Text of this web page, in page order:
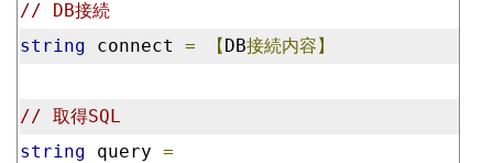
// DB接続
string connect = 【DB接続内容】
// 取得SQL
string query =